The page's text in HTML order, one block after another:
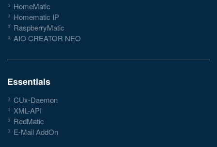
HomeMatic
Homematic IP
RaspberryMatic
AIO CREATOR NEO
Essentials
CUx-Daemon
XML-API
RedMatic
E-Mail AddOn